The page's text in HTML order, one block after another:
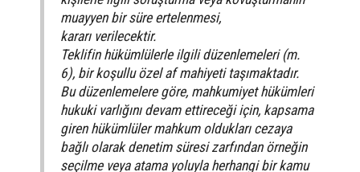
muayyen bir süre ertelenmesi,
kararı verilecektir.
Teklifin hükümlülerle ilgili düzenlemeleri (m.
6), bir koşullu özel af mahiyeti taşımaktadır.
Bu düzenlemelere göre, mahkumiyet hükümleri
hukuki varlığını devam ettireceği için, kapsama
giren hükümlüler mahkum oldukları cezaya
bağlı olarak denetim süresi zarfından örneğin
seçilme veya atama yoluyla herhangi bir kamu